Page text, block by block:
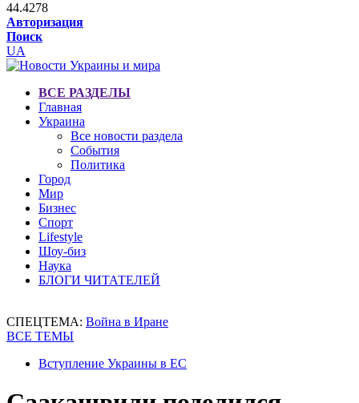
44.4278
Авторизация
Поиск
UA
ВСЕ РАЗДЕЛЫ
Главная
Украина
Все новости раздела
События
Политика
Город
Мир
Бизнес
Спорт
Lifestyle
Шоу-биз
Наука
БЛОГИ ЧИТАТЕЛЕЙ
СПЕЦТЕМА: Война в Иране
ВСЕ ТЕМЫ
Вступление Украины в ЕС